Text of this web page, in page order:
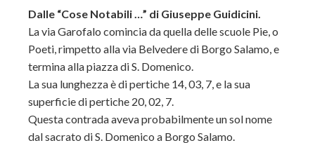
Dalle “Cose Notabili …” di Giuseppe Guidicini.
La via Garofalo comincia da quella delle scuole Pie, o
Poeti, rimpetto alla via Belvedere di Borgo Salamo, e
termina alla piazza di S. Domenico.
La sua lunghezza è di pertiche 14, 03, 7, e la sua
superficie di pertiche 20, 02, 7.
Questa contrada aveva probabilmente un sol nome
dal sacrato di S. Domenico a Borgo Salamo.